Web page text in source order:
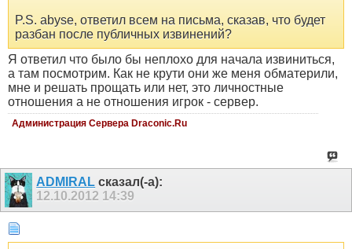
P.S. abyse, ответил всем на письма, сказав, что будет
разбан после публичных извинений?
Я ответил что было бы неплохо для начала извиниться,
а там посмотрим. Как не крути они же меня обматерили,
мне и решать прощать или нет, это личностные
отношения а не отношения игрок - сервер.
Администрация Сервера Draconic.Ru
ADMIRAL сказал(-а):
12.10.2012 14:39